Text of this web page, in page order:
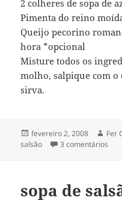
2 colheres de sopa de
Pimenta do reino
Queijo pecorino
hora *opcional
Misture todos os
molho, salpique com
sirva.
Publicado
em
fevereiro 2, 2008 Fer
salsão
3 comentários
sopa de